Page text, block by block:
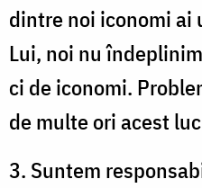
dintre noi iconomi
Lui, noi nu
ci de iconomi.
de multe ori acest
3. Suntem